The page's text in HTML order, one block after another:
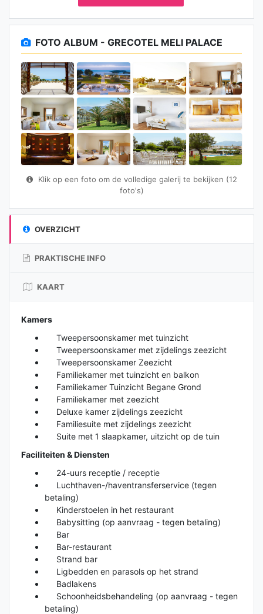
FOTO ALBUM - GRECOTEL MELI PALACE
Klik op een foto om de volledige galerij te bekijken (12
foto's)
OVERZICHT
PRAKTISCHE INFO
KAART
Kamers
Tweepersoonskamer met tuinzicht
Tweepersoonskamer met zijdelings zeezicht
Tweepersoonskamer Zeezicht
Familiekamer met tuinzicht en balkon
Familiekamer Tuinzicht Begane Grond
Familiekamer met zeezicht
Deluxe kamer zijdelings zeezicht
Familiesuite met zijdelings zeezicht
Suite met 1 slaapkamer, uitzicht op de tuin
Faciliteiten & Diensten
24-uurs receptie / receptie
Luchthaven-/haventransferservice (tegen
betaling)
Kinderstoelen in het restaurant
Babysitting (op aanvraag - tegen betaling)
Bar
Bar-restaurant
Strand bar
Ligbedden en parasols op het strand
Badlakens
Schoonheidsbehandeling (op aanvraag - tegen
betaling)